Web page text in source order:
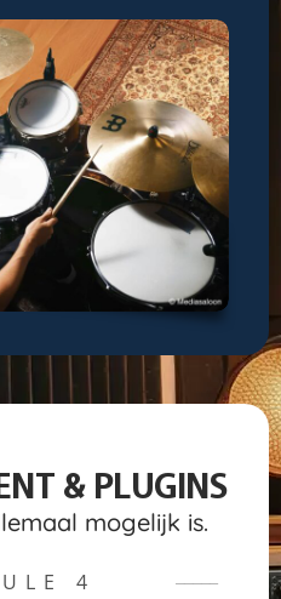
& PLUGINS
mogelijk is.
4 ─────